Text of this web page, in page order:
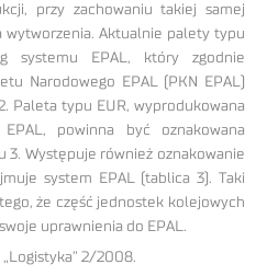
przy zachowaniu takiej samej
wytworzenia. Aktualnie palety typu
systemu EPAL, który zgodnie
Narodowego EPAL (PKN EPAL)
Paleta typu EUR, wyprodukowana
powinna być oznakowana
3. Występuje również oznakowanie
system EPAL (tablica 3). Taki
że część jednostek kolejowych
uprawnienia do EPAL.
2/2008.